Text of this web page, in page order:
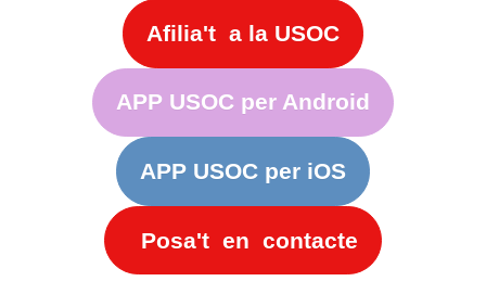
Afilia't a la USOC
APP USOC per Android
APP USOC per iOS
Posa't en contacte